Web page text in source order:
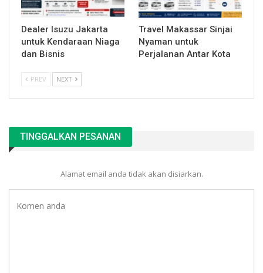
Dealer Isuzu Jakarta
untuk Kendaraan Niaga
dan Bisnis
Travel Makassar Sinjai
Nyaman untuk
Perjalanan Antar Kota
PREV NEXT
TINGGALKAN PESANAN
Alamat email anda tidak akan disiarkan.